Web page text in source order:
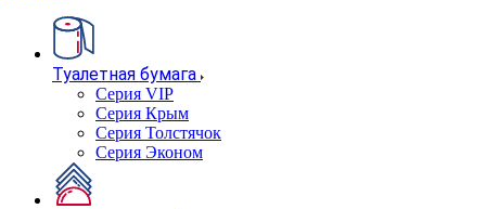
Туалетная бумага
Серия VIP
Серия Крым
Серия Толстячок
Серия Эконом